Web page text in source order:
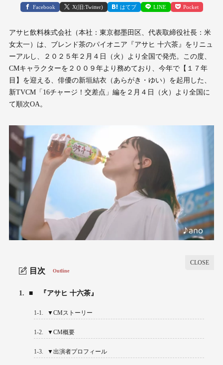
Facebook X(旧:Twitter) はてブ LINE Pocket
アサヒ飲料株式会社（本社：東京都墨田区、代表取締役社長：米
女太一）は、ブレンド茶のパイオニア『アサヒ 十六茶』をリニュ
ーアルし、２０２５年２月４日（火）より全国で発売。この度、
CMキャラクターを２００９年より務めており、今年で【１７年
目】を迎える、俳優の新垣結衣（あらがき・ゆい）を起用した、
新TVCM「16チャージ！交差点」編を２月４日（火）より全国に
て順次OA。
目次 Outline
1. ■ 『アサヒ 十六茶』
1-1. ▼CMストーリー
1-2. ▼CM概要
1-3. ▼出演者プロフィール